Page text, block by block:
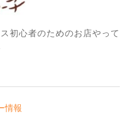
初心者のためのお店やって
情報